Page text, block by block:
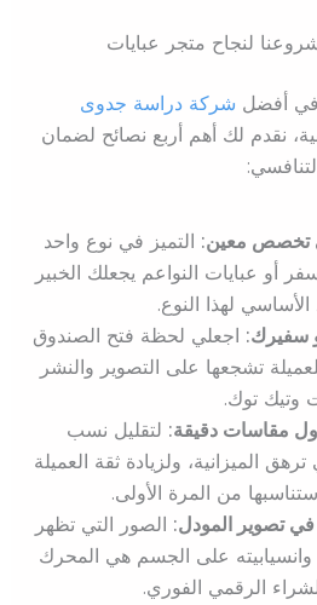
لنجاح متجر عبايات
في أفضل شركة دراسة جدوى
نقدم لك أهم أربع نصائح لضمان
تخصص معين:التميز في نوع واحد
أو عبايات النواعم يجعلك الخبير
لهذا النوع.
سفيرك:اجعلي لحظة فتح الصندوق
تشجعها على التصوير والنشر
توك.
مقاسات دقيقة:لتقليل نسب
الميزانية، ولزيادة ثقة العميلة
من المرة الأولى.
تصوير المودل:الصور التي تظهر
على الجسم هي المحرك
الرقمي الفوري.